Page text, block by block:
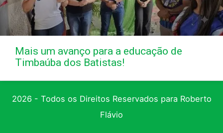
Mais um avanço para a educação de
Timbaúba dos Batistas!
2026 - Todos os Direitos Reservados para Roberto
Flávio